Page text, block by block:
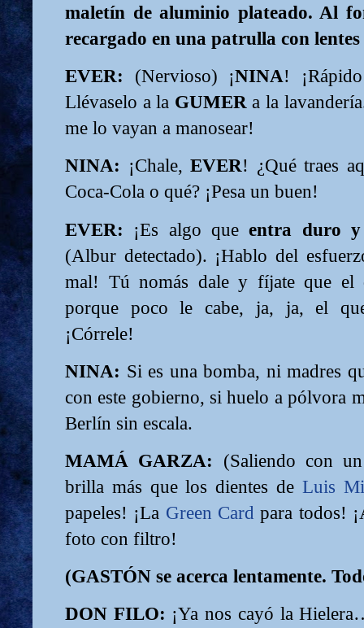
maletín de aluminio plateado. Al
recargado en una patrulla con lentes
EVER: (Nervioso) ¡NINA!
Llévaselo a la GUMER a la
me lo vayan a manosear!
NINA: ¡Chale,EVER! ¿Qué traes
Coca-Cola o qué? ¡Pesa un buen!
EVER: ¡Es algo queentra duro
(Albur detectado). ¡Hablo del
mal! Tú nomás dale y fíjate que el
porque poco le cabe, ja, ja, el
¡Córrele!
NINA: Si es una bomba, ni madres
con este gobierno, si huelo a pólvora
Berlín sin escala.
MAMÁ GARZA: (Saliendo con
brilla más que los dientes de Luis
papeles! ¡La Green Card para todos!
foto con filtro!
(GASTÓN se acerca lentamente.
DON FILO: ¡Ya nos cayó la